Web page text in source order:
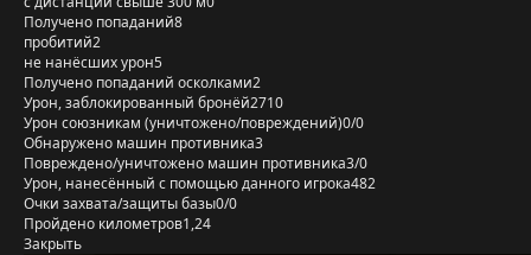
Получено попаданий8
пробитий2
не нанёсших урон5
Получено попаданий осколками2
Урон, заблокированный бронёй2710
Урон союзникам (уничтожено/повреждений)0/0
Обнаружено машин противника3
Повреждено/уничтожено машин противника3/0
Урон, нанесённый с помощью данного игрока482
Очки захвата/защиты базы0/0
Пройдено километров1,24
Закрыть